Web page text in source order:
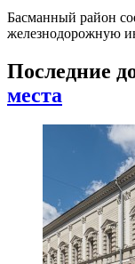
Басманный район
железнодорожную
Последние
места